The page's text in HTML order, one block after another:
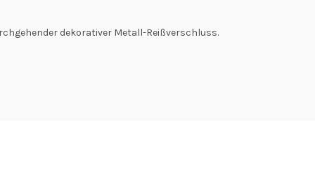
dekorativer Metall-Reißverschluss.